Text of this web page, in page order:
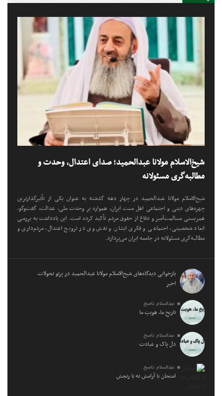
پیام تسلیت جامعهٔ مدرسین و
طلاب عین العلوم گشت در پی
شهادت مولانا دکتر عادل‌خان
رحمه‌الله
شیخ‌الاسلام مولانا عبدالحمید؛ صدای اعتدال، وحدت و
مطالبه‌گری مسئولانه
شیخ‌الاسلام مولانا عبدالحمید در چهار دهه گذشته به عنوان یکی از تأثیرگذارترین
چهره‌های دینی و اجتماعی اهل سنت ایران، همواره بر وحدت ملی، عدالت، گفت‌وگو،
همزیستی مسالمت‌آمیز و دفاع از حقوق مردم تأکید کرده است. این یادداشت به بررسی
ابعاد شخصیتی، اجتماعی و فکری ایشان و نقش وی در ترویج اعتدال، مردم‌داری و
مطالبه‌گری مسئولانه در جامعه ایران می‌پردازد.
بازخوانی دیدگاه‌های شیخ‌الاسلام مولانا عبدالحمید در پرتو تحولات
اخیر
عبدالسلام ناصح
تاریخِ ما، هویتِ ما
عبدالسلام ناصح
دل پاک و عبادت
عبدالسلام ناصح
امتحان با آرامش نه با رنجش